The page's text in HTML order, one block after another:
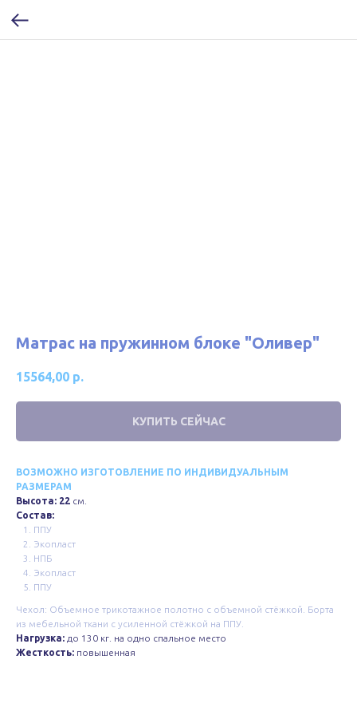
Матрас на пружинном блоке "Оливер"
15564,00 р.
КУПИТЬ СЕЙЧАС
ВОЗМОЖНО ИЗГОТОВЛЕНИЕ ПО ИНДИВИДУАЛЬНЫМ
РАЗМЕРАМ
Высота: 22 см.
Состав:
ППУ
Экопласт
НПБ
Экопласт
ППУ
Чехол: Объемное трикотажное полотно с объемной стёжкой. Борта
из мебельной ткани с усиленной стёжкой на ППУ.
Нагрузка: до 130 кг. на одно спальное место
Жесткость: повышенная